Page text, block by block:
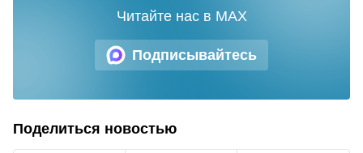
Подписывайтесь
Читайте нас в MAX
Поделиться новостью